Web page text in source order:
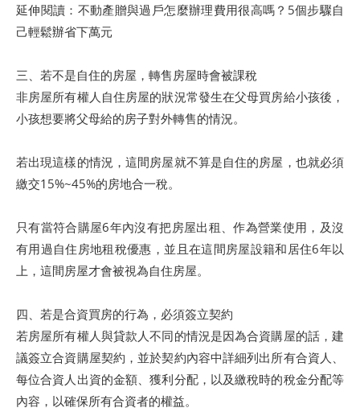
延伸閱讀：不動產贈與過戶怎麼辦理費用很高嗎？5個步驟自
己輕鬆辦省下萬元
三、若不是自住的房屋，轉售房屋時會被課稅
非房屋所有權人自住房屋的狀況常發生在父母買房給小孩後，
小孩想要將父母給的房子對外轉售的情況。
若出現這樣的情況，這間房屋就不算是自住的房屋，也就必須
繳交15%~45%的房地合一稅。
只有當符合購屋6年內沒有把房屋出租、作為營業使用，及沒
有用過自住房地租稅優惠，並且在這間房屋設籍和居住6年以
上，這間房屋才會被視為自住房屋。
四、若是合資買房的行為，必須簽立契約
若房屋所有權人與貸款人不同的情況是因為合資購屋的話，建
議簽立合資購屋契約，並於契約內容中詳細列出所有合資人、
每位合資人出資的金額、獲利分配，以及繳稅時的稅金分配等
內容，以確保所有合資者的權益。